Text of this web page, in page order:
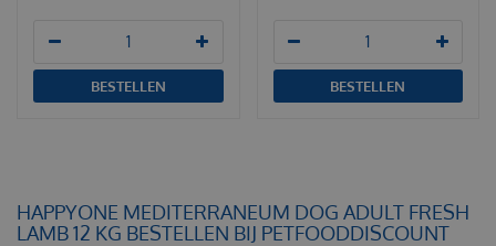
BESTELLEN BESTELLEN
HAPPYONE MEDITERRANEUM DOG ADULT FRESH
LAMB 12 KG BESTELLEN BIJ PETFOODDISCOUNT